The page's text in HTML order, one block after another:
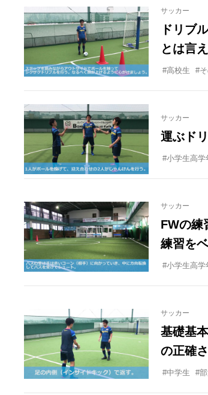
サッカー
ドリブ
とは言
るそん
#高校生 #
サッカー
運ぶド
#小学生高学
サッカー
FWの練
練習をベ
#小学生高学
サッカー
基礎基
の正確
#中学生 #